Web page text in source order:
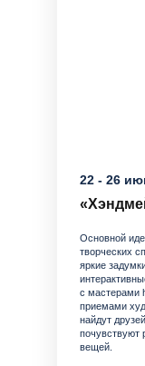
22 - 26
Основной
творческих
яркие
с мастерами
приемами
найдут
почувствуют
вещей.